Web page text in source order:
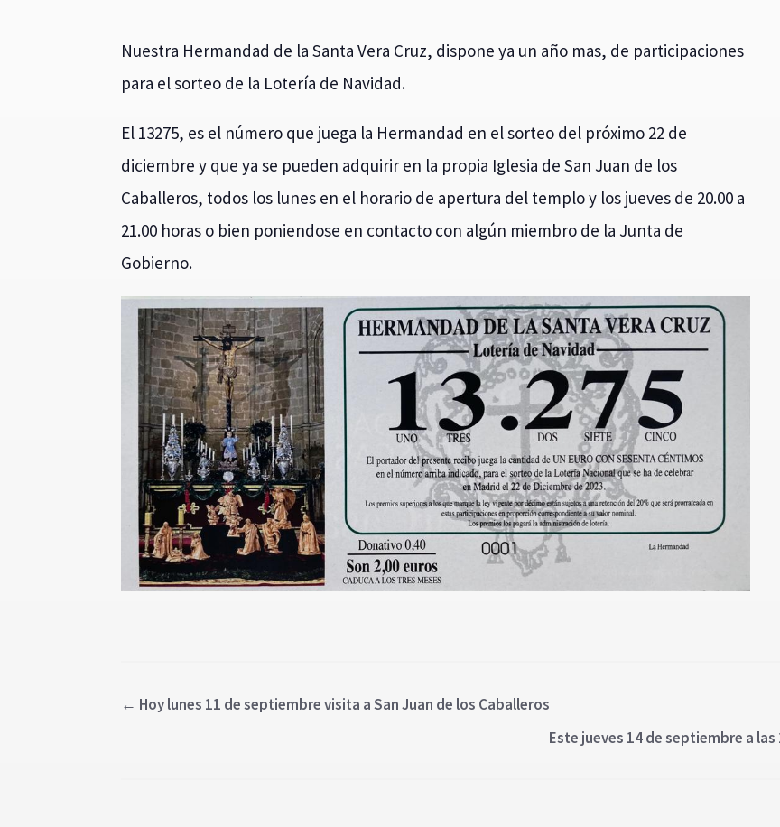
Nuestra Hermandad de la Santa Vera Cruz, dispone ya un año mas, de participaciones
para el sorteo de la Lotería de Navidad.
El 13275, es el número que juega la Hermandad en el sorteo del próximo 22 de
diciembre y que ya se pueden adquirir en la propia Iglesia de San Juan de los
Caballeros, todos los lunes en el horario de apertura del templo y los jueves de 20.00 a
21.00 horas o bien poniendose en contacto con algún miembro de la Junta de
Gobierno.
← Hoy lunes 11 de septiembre visita a San Juan de los Caballeros
Este jueves 14 de septiembre a